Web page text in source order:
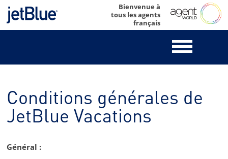
Skip
content
Bienvenue à
tous les agents
français
Conditions générales de
JetBlue Vacations
Général :